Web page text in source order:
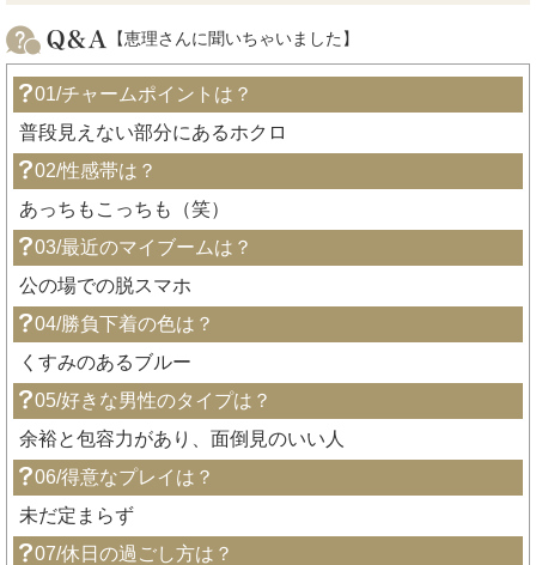
【恵理さんに聞いちゃいました】
01/チャームポイントは？
普段見えない部分にあるホクロ
02/性感帯は？
あっちもこっちも（笑）
03/最近のマイブームは？
公の場での脱スマホ
04/勝負下着の色は？
くすみのあるブルー
05/好きな男性のタイプは？
余裕と包容力があり、面倒見のいい人
06/得意なプレイは？
未だ定まらず
07/休日の過ごし方は？